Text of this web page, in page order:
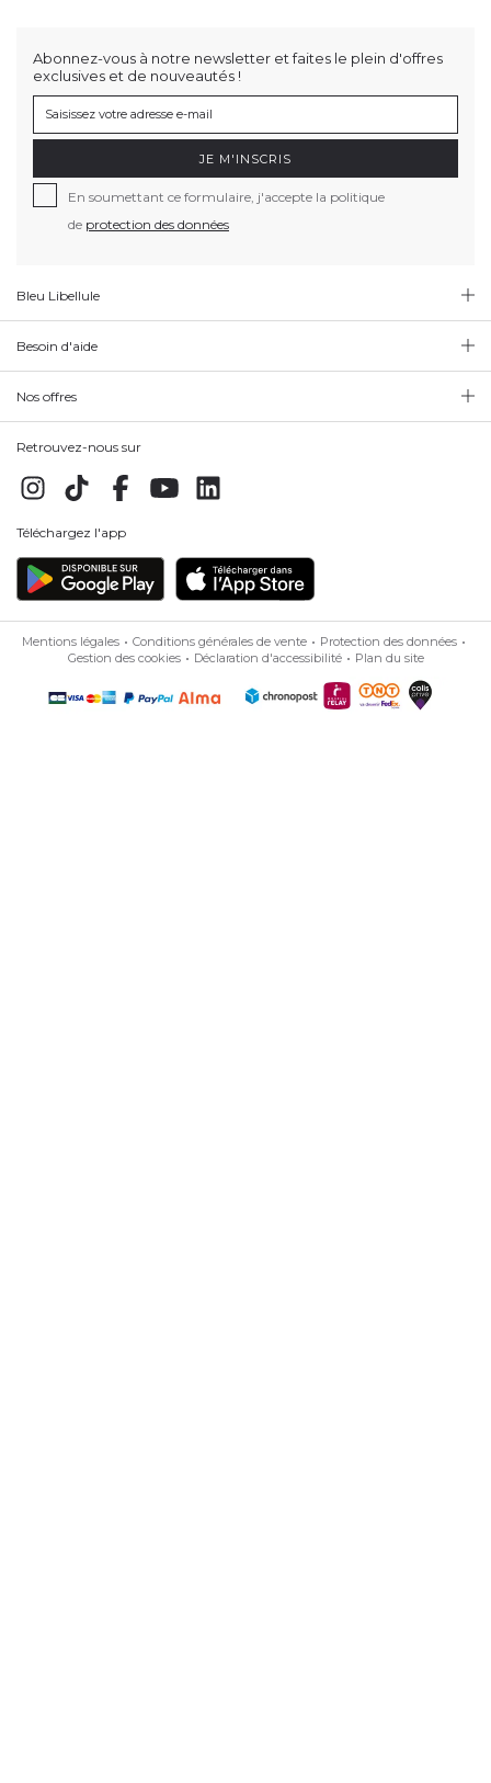
Abonnez-vous à notre newsletter et faites le plein d'offres
exclusives et de nouveautés !
JE M'INSCRIS
En soumettant ce formulaire, j'accepte la politique
de protection des données
Bleu Libellule
Besoin d'aide
Nos offres
Retrouvez-nous sur
Téléchargez l'app
Mentions légales Conditions générales de vente
Protection des données
Gestion des cookies
Déclaration d'accessibilité Plan du site